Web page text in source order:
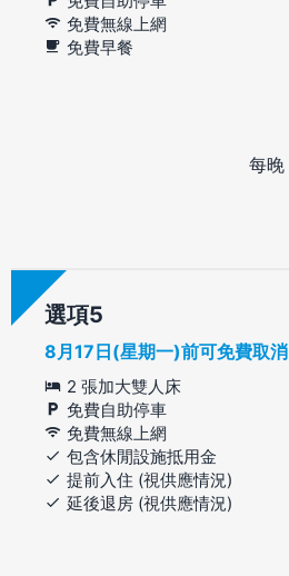
免費無線上網
免費早餐
每晚
選項
8月17日(星期一)前可免費取消
2 張加大雙人床
免費自助停車
免費無線上網
包含休閒設施抵用金
提前入住 (視供應情況)
延後退房 (視供應情況)